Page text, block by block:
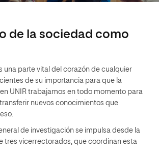
de la sociedad como
una parte vital del corazón de cualquier
de su importancia para que la
UNIR trabajamos en todo momento para
nuevos conocimientos que
de investigación se impulsa desde la
tres vicerrectorados, que coordinan esta